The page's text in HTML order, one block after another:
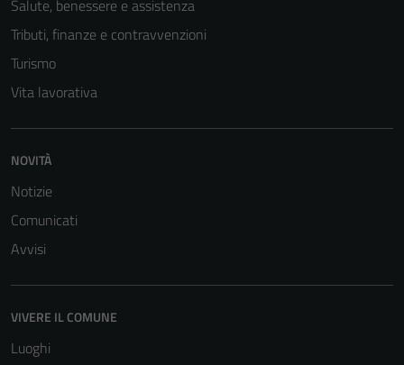
Salute, benessere e assistenza
Tributi, finanze e contravvenzioni
Turismo
Vita lavorativa
NOVITÀ
Notizie
Comunicati
Avvisi
VIVERE IL COMUNE
Luoghi